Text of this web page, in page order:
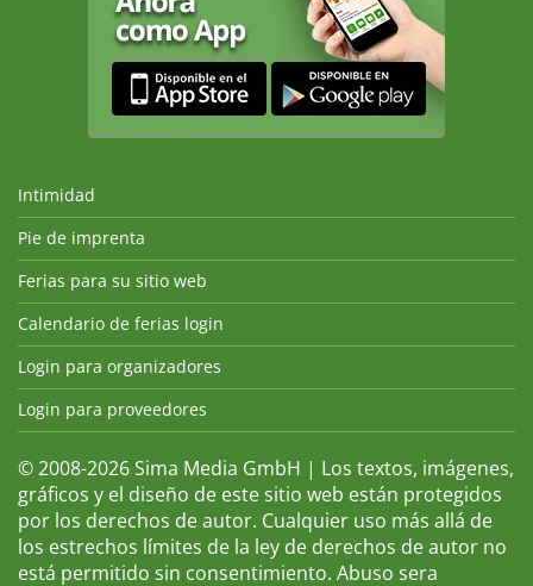
Intimidad
Pie de imprenta
Ferias para su sitio web
Calendario de ferias login
Login para organizadores
Login para proveedores
© 2008-2026 Sima Media GmbH | Los textos, imágenes,
gráficos y el diseño de este sitio web están protegidos
por los derechos de autor. Cualquier uso más allá de
los estrechos límites de la ley de derechos de autor no
está permitido sin consentimiento. Abuso sera